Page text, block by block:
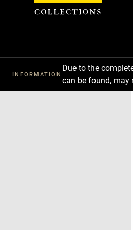
INFORMATION
Due to the
can be found, may
Cookies management panel